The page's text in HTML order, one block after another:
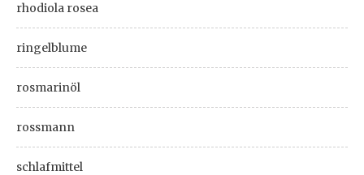
rhodiola rosea
ringelblume
rosmarinöl
rossmann
schlafmittel